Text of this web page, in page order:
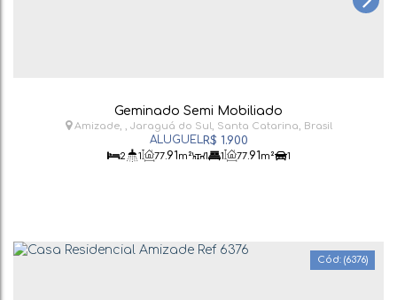
Geminado Semi Mobiliado
R$ 1.900
Amizade , Jaraguá do Sul, Santa Catarina, Brasil
2 1 77.91m² 1 1 77.91m² 1
(6376)